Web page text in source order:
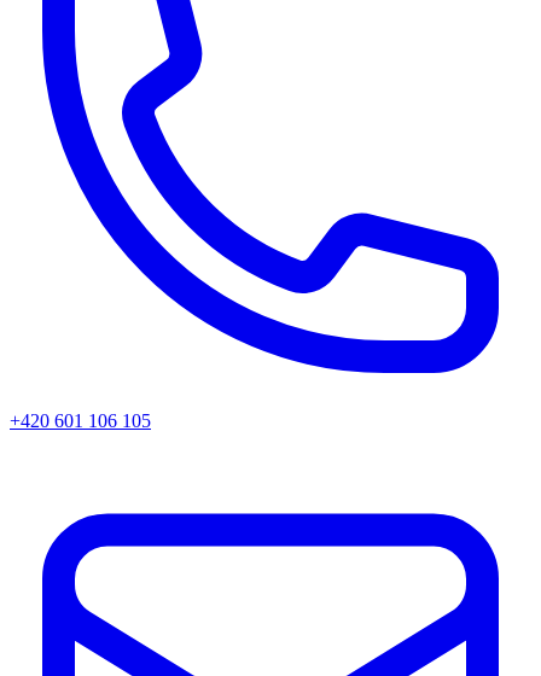
+420 601 106 105